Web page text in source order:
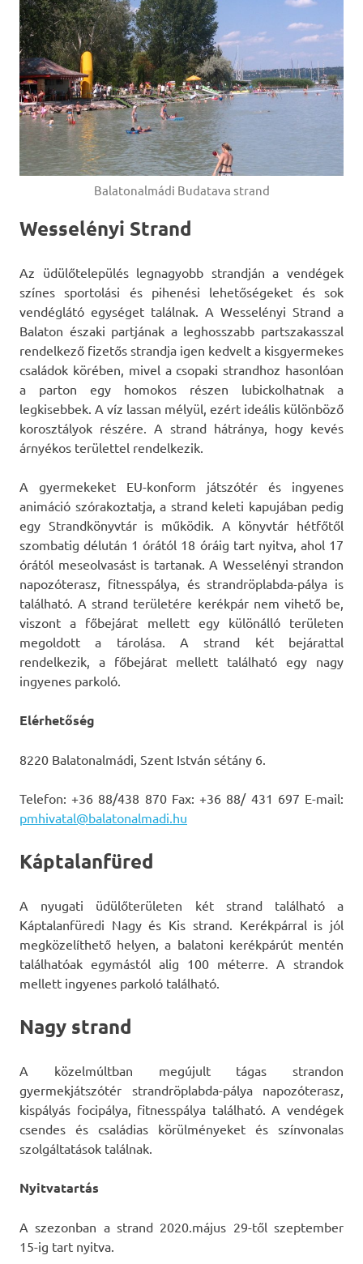
Balatonalmádi Budatava strand
Wesselényi Strand
Az üdülőtelepülés legnagyobb strandján a vendégek
színes sportolási és pihenési lehetőségeket és sok
vendéglátó egységet találnak. A Wesselényi Strand a
Balaton északi partjának a leghosszabb partszakasszal
rendelkező fizetős strandja igen kedvelt a kisgyermekes
családok körében, mivel a csopaki strandhoz hasonlóan
a parton egy homokos részen lubickolhatnak a
legkisebbek. A víz lassan mélyül, ezért ideális különböző
korosztályok részére. A strand hátránya, hogy kevés
árnyékos területtel rendelkezik.
A gyermekeket EU-konform játszótér és ingyenes
animáció szórakoztatja, a strand keleti kapujában pedig
egy Strandkönyvtár is működik. A könyvtár hétfőtől
szombatig délután 1 órától 18 óráig tart nyitva, ahol 17
órától meseolvasást is tartanak. A Wesselényi strandon
napozóterasz, fitnesspálya, és strandröplabda-pálya is
található. A strand területére kerékpár nem vihető be,
viszont a főbejárat mellett egy különálló területen
megoldott a tárolása. A strand két bejárattal
rendelkezik, a főbejárat mellett található egy nagy
ingyenes parkoló.
Elérhetőség
8220 Balatonalmádi, Szent István sétány 6.
Telefon: +36 88/438 870 Fax: +36 88/ 431 697 E-mail:
pmhivatal@balatonalmadi.hu
Káptalanfüred
A nyugati üdülőterületen két strand található a
Káptalanfüredi Nagy és Kis strand. Kerékpárral is jól
megközelíthető helyen, a balatoni kerékpárút mentén
találhatóak egymástól alig 100 méterre. A strandok
mellett ingyenes parkoló található.
Nagy strand
A közelmúltban megújult tágas strandon
gyermekjátszótér strandröplabda-pálya napozóterasz,
kispályás focipálya, fitnesspálya található. A vendégek
csendes és családias körülményeket és színvonalas
szolgáltatások találnak.
Nyitvatartás
A szezonban a strand 2020.május 29-től szeptember
15-ig tart nyitva.